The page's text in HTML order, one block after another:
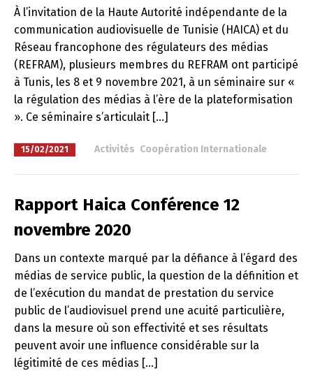
À l’invitation de la Haute Autorité indépendante de la
communication audiovisuelle de Tunisie (HAICA) et du
Réseau francophone des régulateurs des médias
(REFRAM), plusieurs membres du REFRAM ont participé
à Tunis, les 8 et 9 novembre 2021, à un séminaire sur «
la régulation des médias à l’ère de la plateformisation
». Ce séminaire s’articulait […]
15/02/2021 Activités Coopération Internationale
Rapport Haica Conférence 12
novembre 2020
Dans un contexte marqué par la défiance à l’égard des
médias de service public, la question de la définition et
de l’exécution du mandat de prestation du service
public de l’audiovisuel prend une acuité particulière,
dans la mesure où son effectivité et ses résultats
peuvent avoir une influence considérable sur la
légitimité de ces médias […]